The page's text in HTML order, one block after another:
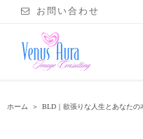
お問い合わせ
ホーム ＞ BLD｜欲張りな人生とあなた